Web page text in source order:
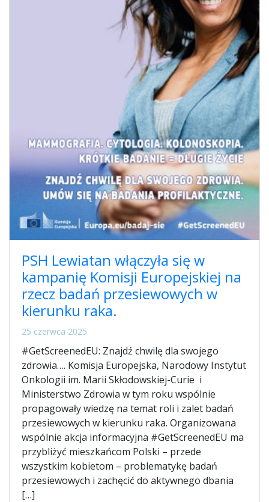
PSH Lewiatan włączyła się w
kampanię Komisji Europejskiej na
rzecz badań przesiewowych w
kierunku raka.
25 czerwca 2025
#GetScreenedEU: Znajdź chwilę dla swojego
zdrowia…. Komisja Europejska, Narodowy Instytut
Onkologii im. Marii Skłodowskiej-Curie i
Ministerstwo Zdrowia w tym roku wspólnie
propagowały wiedzę na temat roli i zalet badań
przesiewowych w kierunku raka. Organizowana
wspólnie akcja informacyjna #GetScreenedEU ma
przybliżyć mieszkańcom Polski – przede
wszystkim kobietom – problematykę badań
przesiewowych i zachęcić do aktywnego dbania
[…]